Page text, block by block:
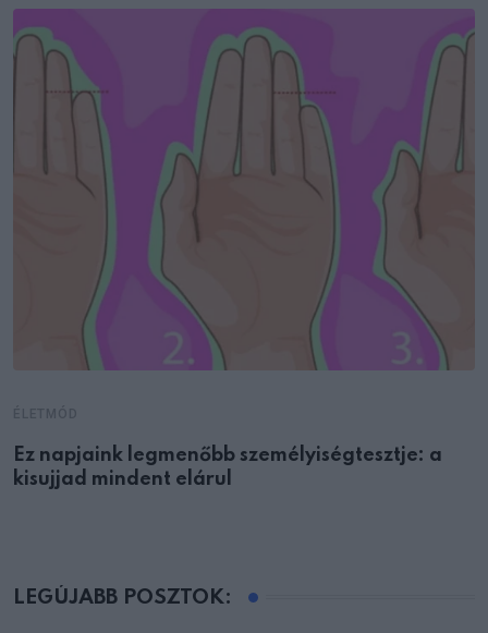
Ez napjaink legmenőbb személyiségtesztje: a
kisujjad mindent elárul
LEGÚJABB POSZTOK: